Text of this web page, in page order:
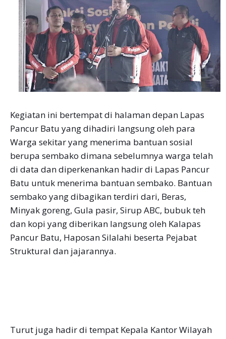
Kegiatan ini bertempat di halaman depan Lapas
Pancur Batu yang dihadiri langsung oleh para
Warga sekitar yang menerima bantuan sosial
berupa sembako dimana sebelumnya warga telah
di data dan diperkenankan hadir di Lapas Pancur
Batu untuk menerima bantuan sembako. Bantuan
sembako yang dibagikan terdiri dari, Beras,
Minyak goreng, Gula pasir, Sirup ABC, bubuk teh
dan kopi yang diberikan langsung oleh Kalapas
Pancur Batu, Haposan Silalahi beserta Pejabat
Struktural dan jajarannya.
Turut juga hadir di tempat Kepala Kantor Wilayah